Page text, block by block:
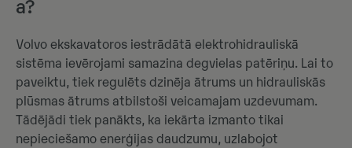
a?
Volvo ekskavatoros iestrādātā elektrohidrauliskā
sistēma ievērojami samazina degvielas patēriņu. Lai to
paveiktu, tiek regulēts dzinēja ātrums un hidrauliskās
plūsmas ātrums atbilstoši veicamajam uzdevumam.
Tādējādi tiek panākts, ka iekārta izmanto tikai
nepieciešamo enerģijas daudzumu, uzlabojot